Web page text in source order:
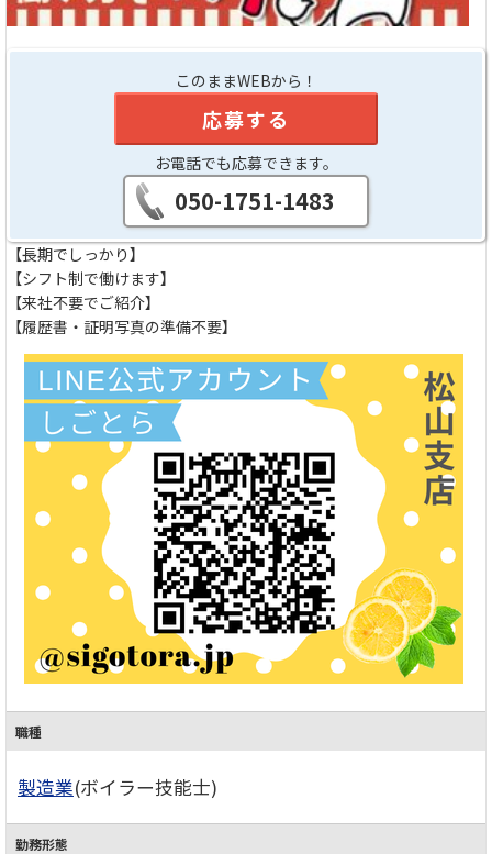
このままWEBから！
応募する
お電話でも応募できます。
050-1751-1483
【長期でしっかり】
【シフト制で働けます】
【来社不要でご紹介】
【履歴書・証明写真の準備不要】
職種
製造業(ボイラー技能士)
勤務形態